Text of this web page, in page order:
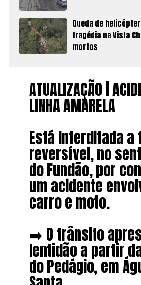
Queda de
tragédia na Vista
mortos
ATUALIZAÇÃO |
LINHA AMARELA
Está Interditada a
reversível, no
do Fundão, por
um acidente
carro e moto.
➡️ O trânsito
lentidão a partir
do Pedágio, em